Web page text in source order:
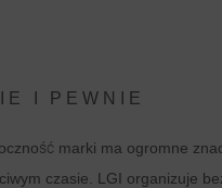
I PEWNIE
marki ma ogromne
czasie. LGI organizuje